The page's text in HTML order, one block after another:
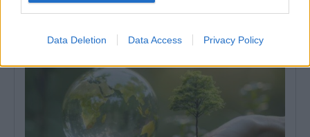
Data Deletion Data Access Privacy Policy
6 Agosto, 2026 - 09:58